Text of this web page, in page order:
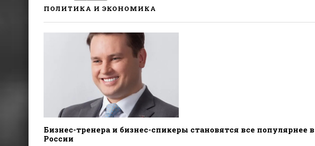
ПОЛИТИКА И ЭКОНОМИКА
Бизнес-тренера и бизнес-спикеры становятся все популярнее в
России